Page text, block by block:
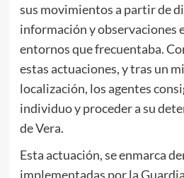
sus movimientos a partir de
información y observaciones
entornos que frecuentaba.
estas actuaciones, y tras un
localización, los agentes
individuo y proceder a su
de Vera.
Esta actuación, se enmarca
implementadas por la